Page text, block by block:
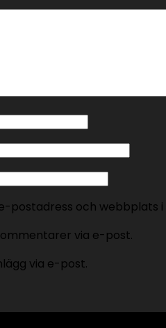
postadress och webbplats
via e-post.
via e-post.